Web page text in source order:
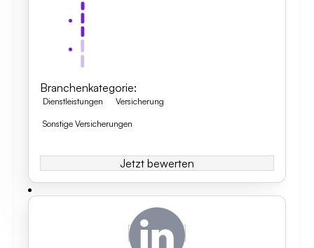
Branchenkategorie:
Dienstleistungen Versicherung
Sonstige Versicherungen
Jetzt bewerten